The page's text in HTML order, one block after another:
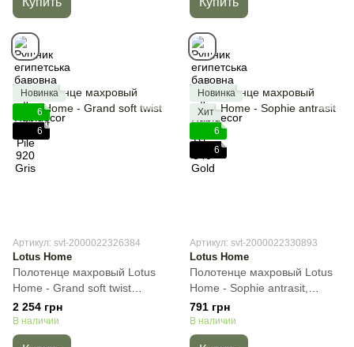
Новинка
6
6
Артикул: svt-2000022326384
Lotus Home
Полотенце махровый Lotus
Home - Grand soft twist
antrasit, Тёмно-серый,
90х150 см, Сауна
2 254 грн
В наличии
Новинка
Хит
6
6
Артикул: svt-2000022330893
Lotus Home
Полотенце махровый Lotus
Home - Sophie antrasit,
Тёмно-серый, 50х90 см, Для
лица
791 грн
В наличии